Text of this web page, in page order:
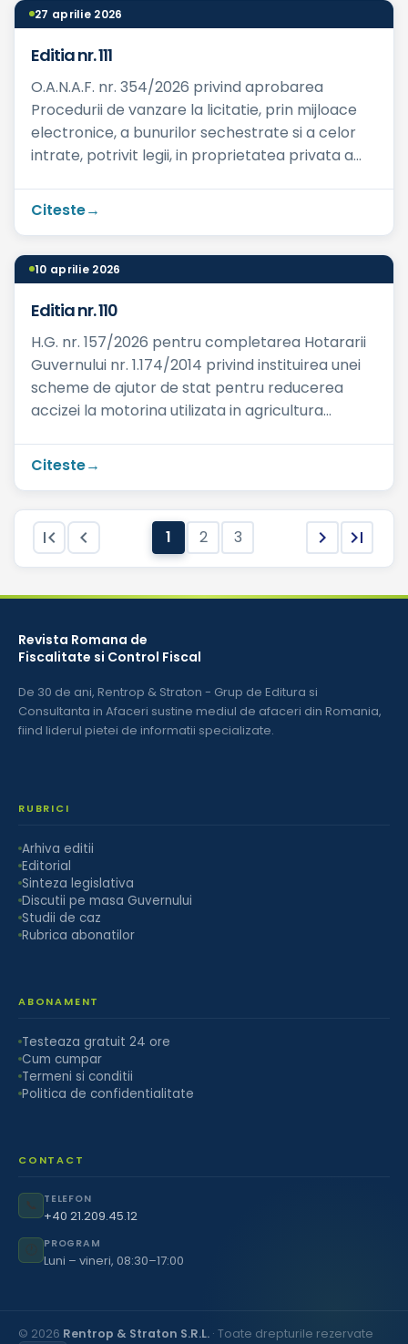
27 aprilie 2026
Editia nr. 111
O.A.N.A.F. nr. 354/2026 privind aprobarea
Procedurii de vanzare la licitatie, prin mijloace
electronice, a bunurilor sechestrate si a celor
intrate, potrivit legii, in proprietatea privata a
Citeste
10 aprilie 2026
Editia nr. 110
H.G. nr. 157/2026 pentru completarea Hotararii
Guvernului nr. 1.174/2014 privind instituirea unei
scheme de ajutor de stat pentru reducerea
accizei la motorina utilizata in agricultura
Citeste
  1 2 3 

Revista Romana de
Fiscalitate si Control Fiscal
De 30 de ani, Rentrop & Straton - Grup de Editura si
Consultanta in Afaceri sustine mediul de afaceri din Romania,
fiind liderul pietei de informatii specializate.
RUBRICI
Arhiva editii
Editorial
Sinteza legislativa
Discutii pe masa Guvernului
Studii de caz
Rubrica abonatilor
ABONAMENT
Testeaza gratuit 24 ore
Cum cumpar
Termeni si conditii
Politica de confidentialitate
CONTACT
TELEFON
+40 21.209.45.12
PROGRAM
Luni – vineri, 08:30–17:00
© 2026 Rentrop & Straton S.R.L. · Toate drepturile rezervate